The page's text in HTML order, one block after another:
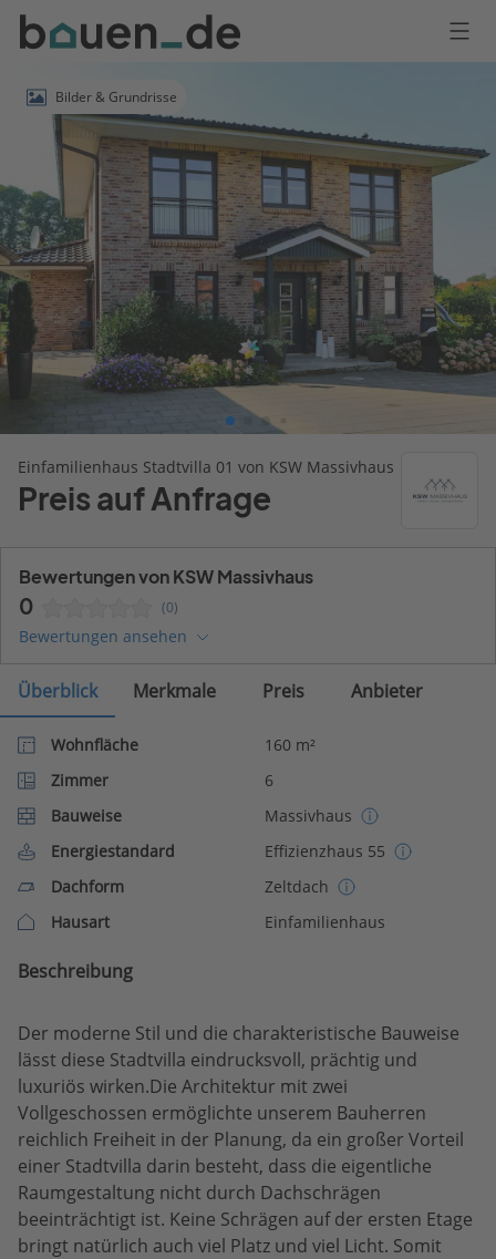
Bauen
Logo
Anmelden
Bilder & Grundrisse
Einfamilienhaus Stadtvilla 01 von KSW Massivhaus
Preis auf Anfrage
Bewertungen von KSW Massivhaus
0 (0)
Bewertungen ansehen
Überblick Merkmale Preis Anbieter
Wohnfläche
160 m²
Zimmer
6
Bauweise
Massivhaus
Energiestandard
Effizienzhaus 55
Dachform
Zeltdach
Hausart
Einfamilienhaus
Beschreibung
Der moderne Stil und die charakteristische Bauweise
lässt diese Stadtvilla eindrucksvoll, prächtig und
luxuriös wirken.Die Architektur mit zwei
Vollgeschossen ermöglichte unserem Bauherren
reichlich Freiheit in der Planung, da ein großer Vorteil
einer Stadtvilla darin besteht, dass die eigentliche
Raumgestaltung nicht durch Dachschrägen
beeinträchtigt ist. Keine Schrägen auf der ersten Etage
bringt natürlich auch viel Platz und viel Licht. Somit